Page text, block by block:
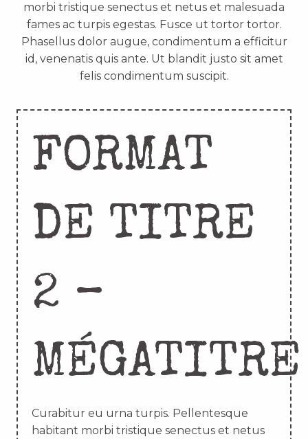
morbi tristique senectus et netus et malesuada
fames ac turpis egestas. Fusce ut tortor tortor.
Phasellus dolor augue, condimentum a efficitur
id, venenatis quis ante. Ut blandit justo sit amet
felis condimentum suscipit.
FORMAT
DE TITRE
2 –
MÉGATITRE
Curabitur eu urna turpis. Pellentesque
habitant morbi tristique senectus et netus